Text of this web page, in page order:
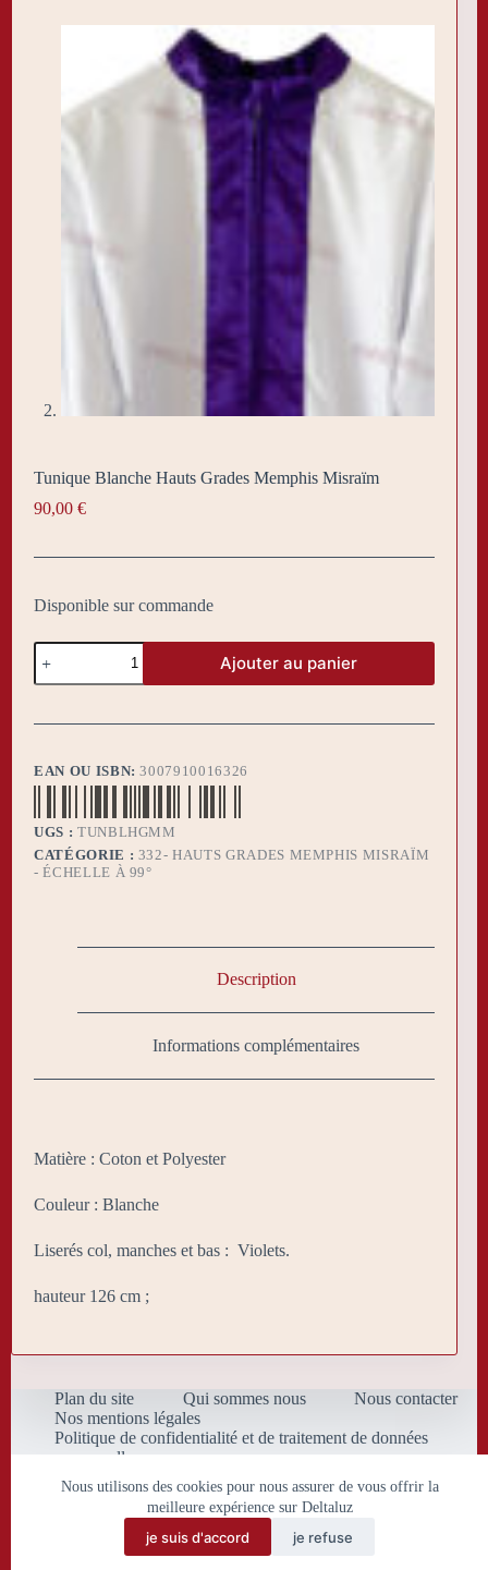
Nous utilisons des cookies pour nous assurer de vous offrir la
meilleure expérience sur Deltaluz
je suis d'accord je refuse
Tunique Blanche Hauts Grades Memphis Misraïm
90,00 €
Disponible sur commande
quantité
de
Tunique
Hauts
Misraïm
Ajouter au panier
EAN OU ISBN:3007910016326
UGS : TUNBLHGMM
CATÉGORIE : 332- HAUTS GRADES MEMPHIS MISRAÏM
- ÉCHELLE À 99°
Description
Informations complémentaires
Matière : Coton et Polyester
Couleur : Blanche
Liserés col, manches et bas : Violets.
hauteur 126 cm ;
Plan du site Qui sommes nous
Nous contacter
Nos mentions légales
Politique de confidentialité et de traitement de données
personnelles
Conditions Générales de Vente